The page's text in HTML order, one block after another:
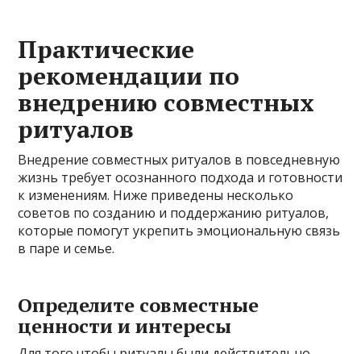
Практические
рекомендации по
внедрению совместных
ритуалов
Внедрение совместных ритуалов в повседневную
жизнь требует осознанного подхода и готовности
к изменениям. Ниже приведены несколько
советов по созданию и поддержанию ритуалов,
которые помогут укрепить эмоциональную связь
в паре и семье.
Определите совместные
ценности и интересы